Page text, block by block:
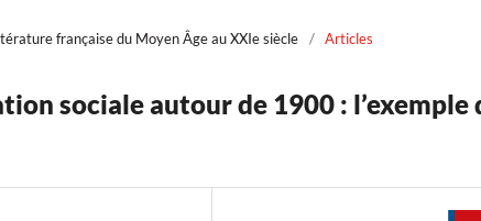
française du Moyen Âge au XXIe siècle / Articles
sociale autour de 1900 : l’exemple